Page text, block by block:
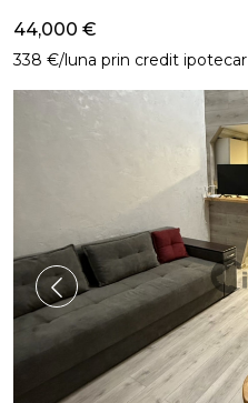
44,000 €
338 €/luna prin credit ipotecar